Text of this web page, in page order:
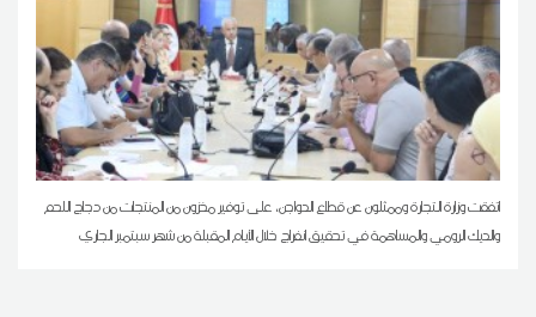
اتفقت وزارة التجارة وممثلون عن قطاع الدواجن، على توفير مخزون من المنتجات من دجاج اللحم
والديك الرومي والمساهمة في تحقيق انفراج خلال الأيام المقبلة من شهر سبتمبر الجاري